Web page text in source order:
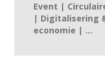
Event |
| Digitalisering
economie | ...